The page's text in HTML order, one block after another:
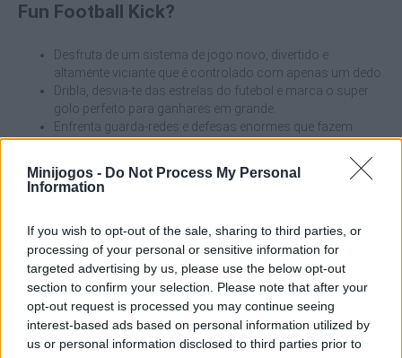
Minijogos - Do Not Process My Personal
Information
If you wish to opt-out of the sale, sharing to third parties, or
processing of your personal or sensitive information for
targeted advertising by us, please use the below opt-out
section to confirm your selection. Please note that after your
opt-out request is processed you may continue seeing
interest-based ads based on personal information utilized by
us or personal information disclosed to third parties prior to
Fun Football Kick?
Desfruta de um sistema de jogo novo, divertido e
altamente viciante que é controlado com apenas um dedo.
Dribla, desvia-te das estrelas do futebol e marca o super
golo perfeito para ganhares em grande.
Enfrenta guarda-redes e defesas enormes que fazem
referência às tuas personagens favoritas da Internet.
Seleciona a tua equipa favorita de uma lista infinita de
países e defende-a em campo.
Melhora as tuas capacidades com power-ups e multiplica
as tuas recompensas por 2X, 3X, 4X e até 5X por cada
golo.
Quem criou o Wonder Goal: Fun Football
Kick?